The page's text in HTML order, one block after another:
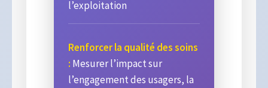
l’exploitation
Renforcer la qualité des soins
: Mesurer l’impact sur
l’engagement des usagers, la